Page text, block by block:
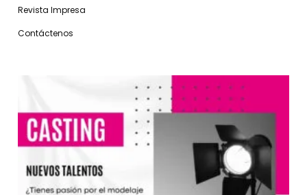
Revista Impresa
Contáctenos